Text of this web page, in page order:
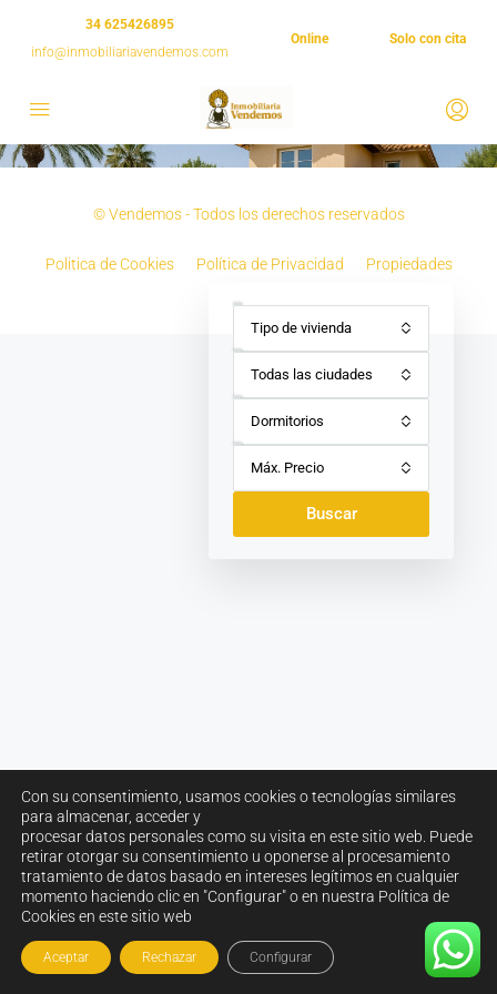
34 625426895
info@inmobiliariavendemos.com
Online Solo con cita
Tipo de vivienda
Todas las ciudades
Dormitorios
Máx. Precio
Buscar
© Vendemos - Todos los derechos reservados
Politica de Cookies Política de Privacidad Propiedades
Con su consentimiento, usamos cookies o tecnologías similares
para almacenar, acceder y
procesar datos personales como su visita en este sitio web. Puede
retirar otorgar su consentimiento u oponerse al procesamiento
tratamiento de datos basado en intereses legítimos en cualquier
momento haciendo clic en "Configurar" o en nuestra Política de
Cookies en este sitio web
Aceptar Rechazar Configurar